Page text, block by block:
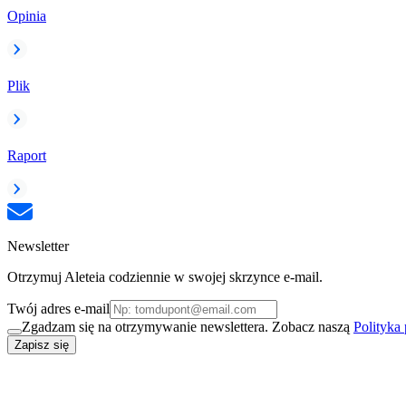
Opinia
Plik
Raport
Newsletter
Otrzymuj Aleteia codziennie w swojej skrzynce e-mail.
Twój adres e-mail
Zgadzam się na otrzymywanie newslettera. Zobacz naszą Polityka
Zapisz się